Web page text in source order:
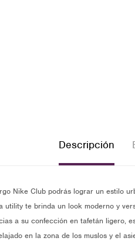
Descripción
Nike Club podrás lograr un estilo
utility te brinda un look moderno y
a su confección en tafetán ligero,
en la zona de los muslos y el